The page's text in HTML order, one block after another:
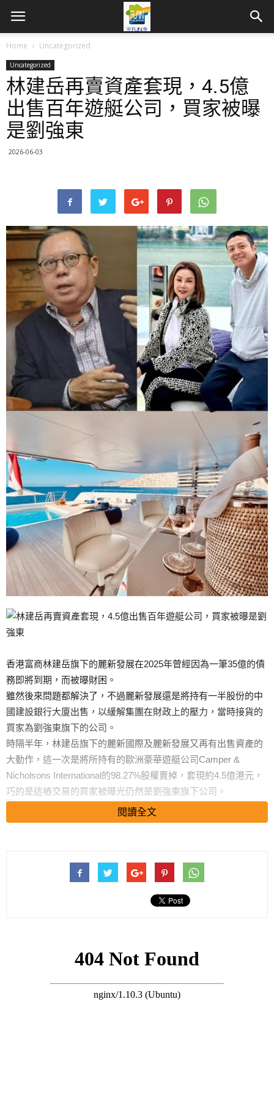
Home Uncategorized
Uncategorized
林建岳再賣資產套現，4.5億
出售百年遊艇公司，買家被曝
是劉強東
2026-06-03
香港富商林建岳旗下的麗新發展在2025年曾經因為一筆35億的債
務即將到期，而被曝財困。
雖然後來問題都解決了，不過麗新發展還是將持有一半股份的中
國建設銀行大廈出售，以緩解集團在財政上的壓力，當時接貨的
買家為劉強東旗下的公司。
時隔半年，林建岳旗下的麗新國際及麗新發展又再有出售資產的
大動作，這一次是將所持有的歐洲豪華遊艇公司Camper &
Nicholsons International的98.27%股權賣掉，套現約4.5億港元，
巧的是這樁交易的買家被曝光仍然是劉強東旗下公司。
此外還指出，集團不時對資產及業務組合進行策略性審查以精簡
業務，此舉有利於管理層重新集中精力於核心業務，而出售套現
所得凈額能大幅強化麗新發展的流動性與現金流。
閱讀全文